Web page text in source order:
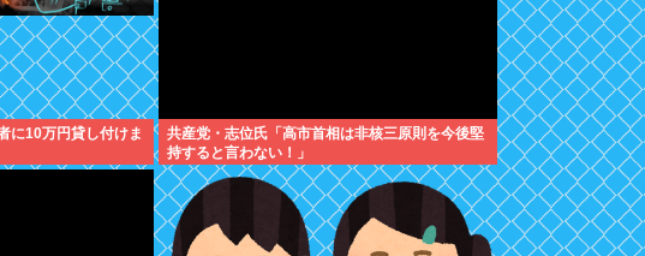
に10万円貸し付けま
共産党・志位氏「高市首相は非核三原則を今後堅
持すると言わない！」